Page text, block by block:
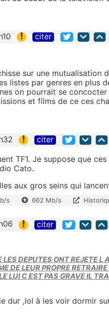
! citer
sur une mutualisation
listes par genres en plus
on pourrait se
et films de ce ces
! citer
TF1. Je suppose que
Cato.
aux gros seins qui
s 662 Mb/s
! citer
DEPUTES ONT REJETE L
DE LEUR PROPRE
LUI C EST PAS GRAVE IL
dur ,lol à les voir dormir